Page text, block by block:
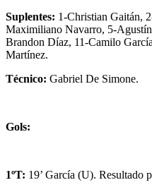
Suplentes: 1-Christian Gaitán,
Maximiliano Navarro, 5-
Brandon Díaz, 11-Camilo
Martínez.
Técnico: Gabriel De Simone.
Gols:
1ºT: 19’ García (U). Resultado